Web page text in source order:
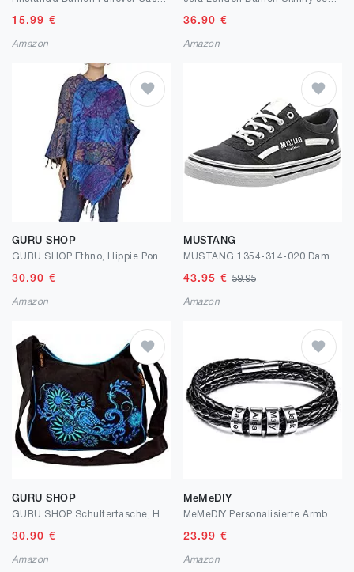
15.99 €
Amazon
36.90 €
Amazon
GURU SHOP
30.90 €
Amazon
MUSTANG
43.95 € 59.95
Amazon
GURU SHOP
30.90 €
Amazon
MeMeDIY
23.99 €
Amazon